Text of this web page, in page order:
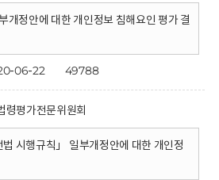
개정안에 대한 개인정보 침해요인 평가 결
06-22 49788
령평가전문위원회
법 시행규칙」 일부개정안에 대한 개인정